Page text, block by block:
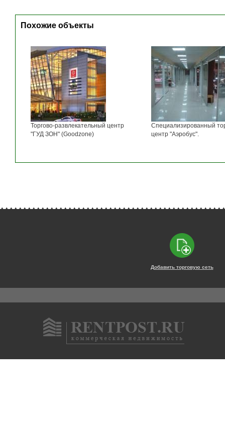
Похожие объекты
Торгово-развлекательный центр
"ГУД ЗОН" (Goodzone)
Специализированный
центр "Аэробус".
Добавить торговую сеть